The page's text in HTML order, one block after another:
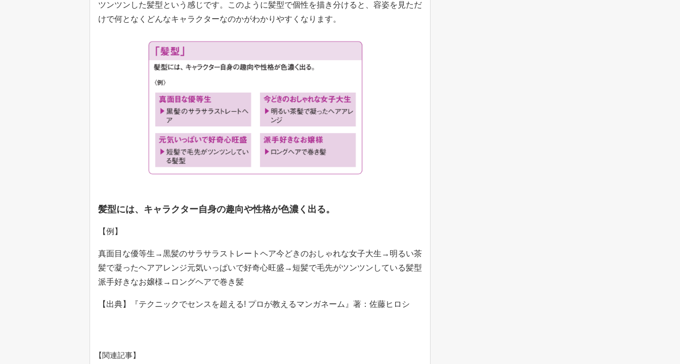
ツンツンした髪型という感じです。このように髪型で個性を描き分けると、容姿を見ただ
けで何となくどんなキャラクターなのかがわかりやすくなります。
髪型には、キャラクター自身の趣向や性格が色濃く出る。
【例】
真面目な優等生→黒髪のサラサラストレートヘア今どきのおしゃれな女子大生→明るい茶
髪で凝ったヘアアレンジ元気いっぱいで好奇心旺盛→短髪で毛先がツンツンしている髪型
派手好きなお嬢様→ロングヘアで巻き髪
【出典】『テクニックでセンスを超える! プロが教えるマンガネーム』著：佐藤ヒロシ
【関連記事】